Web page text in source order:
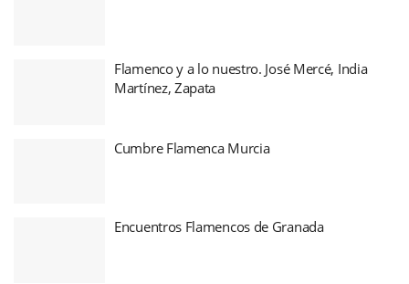
Flamenco y a lo nuestro. José Mercé, India
Martínez, Zapata
Cumbre Flamenca Murcia
Encuentros Flamencos de Granada